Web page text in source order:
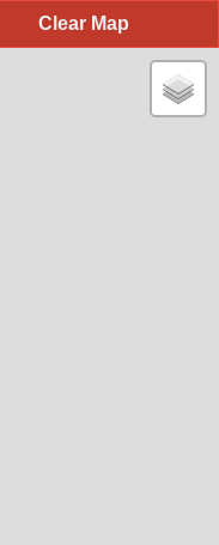
Clear Map